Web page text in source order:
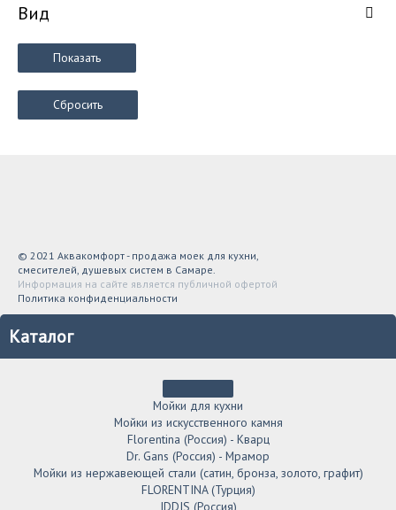
Вид
Показать
Сбросить
© 2021 Аквакомфорт - продажа моек для кухни,
смесителей, душевых систем в Самаре.
Информация на сайте является публичной офертой
Политика конфиденциальности
Каталог
Мойки для кухни
Мойки из искусственного камня
Florentina (Россия) - Кварц
Dr. Gans (Россия) - Мрамор
Мойки из нержавеющей стали (сатин, бронза, золото, графит)
FLORENTINA (Турция)
IDDIS (Россия)